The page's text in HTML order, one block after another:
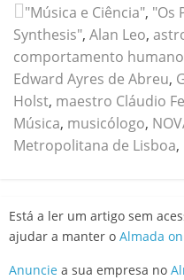
"Música e Ciência", "Os
Synthesis", Alan Leo,
comportamento humano
Edward Ayres de Abreu,
Holst, maestro Cláudio
Música, musicólogo,
Metropolitana de Lisboa,
Está a ler um artigo sem
ajudar a manter o Almada
Anuncie a sua empresa no